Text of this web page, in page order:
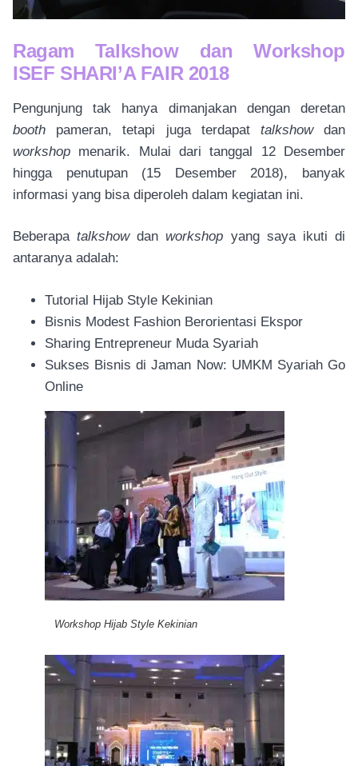
Ragam Talkshow dan Workshop
ISEF SHARI’A FAIR 2018
Pengunjung tak hanya dimanjakan dengan deretan
booth pameran, tetapi juga terdapat talkshowdan
workshop menarik. Mulai dari tanggal 12 Desember
hingga penutupan (15 Desember 2018), banyak
informasi yang bisa diperoleh dalam kegiatan ini.
Beberapatalkshowdanworkshop yang saya ikuti di
antaranya adalah:
Tutorial Hijab Style Kekinian
Bisnis Modest Fashion Berorientasi Ekspor
Sharing Entrepreneur Muda Syariah
Sukses Bisnis di Jaman Now: UMKM Syariah Go
Online
Workshop Hijab Style Kekinian